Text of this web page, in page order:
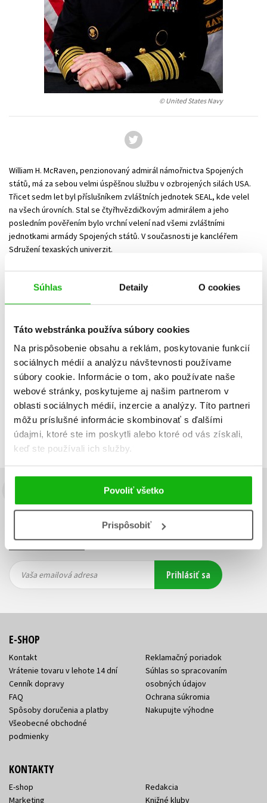
Súhlas Detaily O cookies
Táto webstránka používa súbory cookies
Na prispôsobenie obsahu a reklám, poskytovanie funkcií
sociálnych médií a analýzu návštevnosti používame
súbory cookie. Informácie o tom, ako používate naše
webové stránky, poskytujeme aj našim partnerom v
oblasti sociálnych médií, inzercie a analýzy. Títo partneri
môžu príslušné informácie skombinovať s ďalšími
údajmi, ktoré ste im poskytli alebo ktoré od vás získali,
keď ste používali ich služby.
Povoliť všetko
Prispôsobiť
Technické vedy
Umenie a kultúra
Výchova a pedagogika
Young adult
Young adult (SK)
Zdravie a životný štýl
Všetky tituly
© United States Navy
William H. McRaven, penzionovaný admirál námořnictva Spojených
států, má za sebou velmi úspěšnou službu v ozbrojených silách USA.
Třicet sedm let byl příslušníkem zvláštních jednotek SEAL, kde velel
na všech úrovních. Stal se čtyřhvězdičkovým admirálem a jeho
posledním pověřením bylo vrchní velení nad všemi zvláštními
jednotkami armády Spojených států. V současnosti je kancléřem
Sdružení texaských univerzit.
Strážny pes
IBA DOSTUPNÉ
Neboli nájdené žiadne tituly
Budete to vedieť ako prvý!
Zaujíma Vás, aký knižný hit práve vychádza, na aký tovar je
výhodná zľava, aká beží súťaž o ceny?Prihláste sa k odberu našich
emailová
emailová
Vaša emailová adresa Prihlásiť sa
E-SHOP
Kontakt
Vrátenie tovaru v lehote 14 dní
Cenník dopravy
FAQ
Spôsoby doručenia a platby
Všeobecné obchodné
podmienky
Reklamačný poriadok
Súhlas so spracovaním
osobných údajov
Ochrana súkromia
Nakupujte výhodne
KONTAKTY
E-shop
Marketing
Redakcia
Knižné kluby